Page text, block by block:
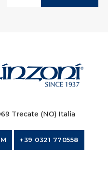
Trecate (NO) Italia
+39 0321 770558